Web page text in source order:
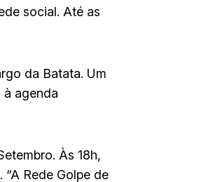
social. Até as
da Batata. Um
à agenda
Às 18h,
Rede Golpe de